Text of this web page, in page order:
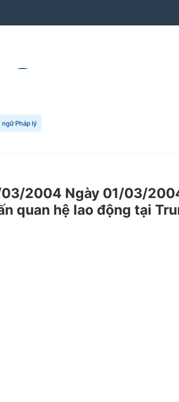
ngữ Pháp lý
2004 Ngày 01/03/
quan hệ lao động tại